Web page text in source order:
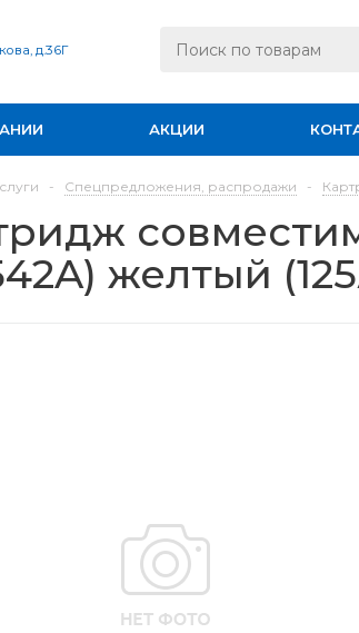
д.36Г
АКЦИИ
- Спецпредложения, распродажи -
желтый